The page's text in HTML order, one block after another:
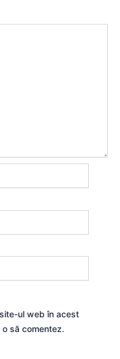
ul web în acest
să comentez.